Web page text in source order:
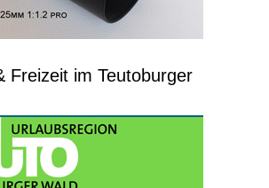
Freizeit im Teutoburger